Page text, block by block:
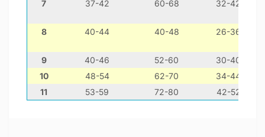
7
37-42 60-68 32-42
8 40-44 40-48 26-36
9 40-46 52-60
30-40
10
48-54 62-70 34-44
11
53-59 72-80 42-52